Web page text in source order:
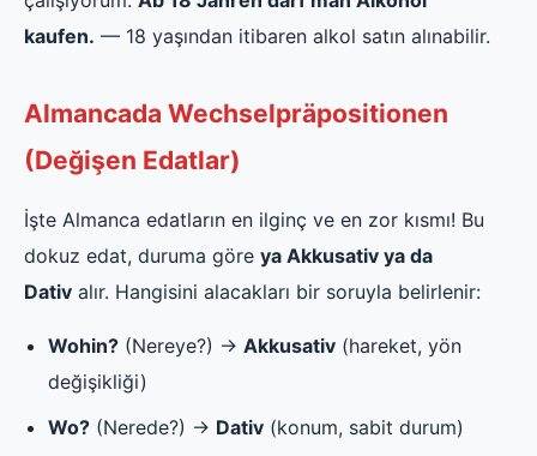
kaufen. — 18 yaşından itibaren alkol satın alınabilir.
Almancada Wechselpräpositionen
(Değişen Edatlar)
İşte Almanca edatların en ilginç ve en zor kısmı! Bu
dokuz edat, duruma göre ya Akkusativ ya da
Dativ alır. Hangisini alacakları bir soruyla belirlenir:
Wohin? (Nereye?) → Akkusativ (hareket, yön
değişikliği)
Wo? (Nerede?) → Dativ (konum, sabit durum)